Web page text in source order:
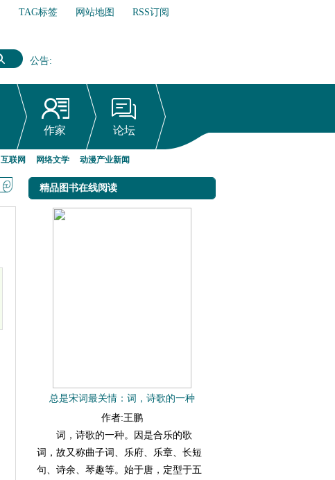
TAG标签 网站地图
RSS订阅
公告:
网络文学行业自律倡议书
作家 论坛
互联网 网络文学 动漫产业新闻
精品图书在线阅读
总是宋词最关情：词，诗歌的一种
作者:王鹏
词，诗歌的一种。因是合乐的歌
词，故又称曲子词、乐府、乐章、长短
句、诗余、琴趣等。始于唐，定型于五